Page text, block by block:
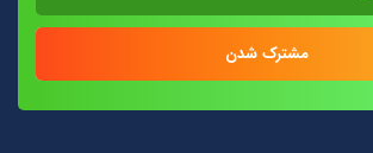
مشترک شدن